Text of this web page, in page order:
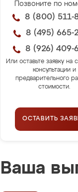
Позвоните по
8 (800) 511-
8 (495) 665-
8 (926) 409-
Или оставьте заявку на
консультации и
предварительного
стоимости.
ОСТАВИТЬ
Ваша